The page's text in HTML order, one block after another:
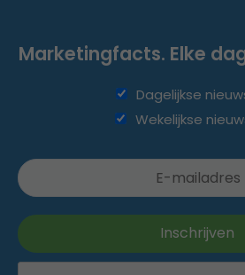
Marketingfacts. Elke
Dagelijkse
Wekelijkse